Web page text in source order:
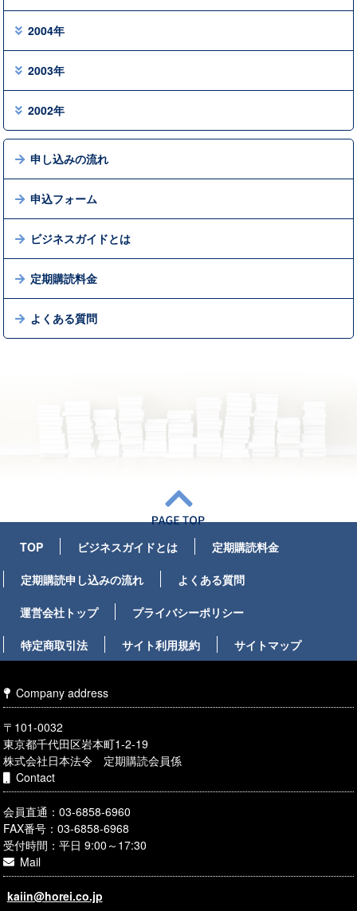
2004年
2003年
2002年
申し込みの流れ
申込フォーム
ビジネスガイドとは
定期購読料金
よくある質問
TOP ビジネスガイドとは 定期購読料金
定期購読申し込みの流れ よくある質問
運営会社トップ プライバシーポリシー
特定商取引法 サイト利用規約 サイトマップ
Company address
〒101-0032
東京都千代田区岩本町1-2-19
株式会社日本法令 定期購読会員係
Contact
会員直通：03-6858-6960
FAX番号：03-6858-6968
受付時間：平日 9:00～17:30
Mail
kaiin@horei.co.jp